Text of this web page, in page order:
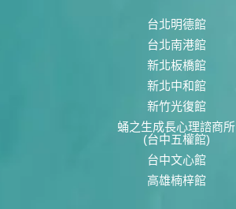
台北明德館
台北南港館
新北板橋館
新北中和館
新竹光復館
蛹之生成長心理諮商所
(台中五權館)
台中文心館
高雄楠梓館